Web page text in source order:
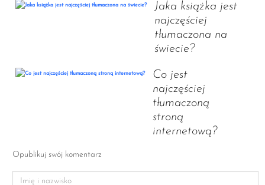
Jaka książka jest
najczęściej
tłumaczona na
świecie?
Co jest
najczęściej
tłumaczoną
stroną
internetową?
Opublikuj swój komentarz